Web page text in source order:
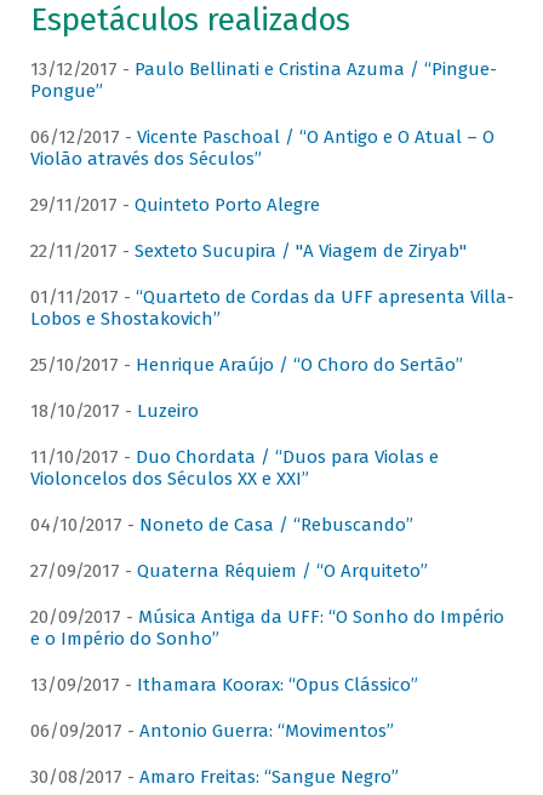
Espetáculos realizados
13/12/2017 - Paulo Bellinati e Cristina Azuma / “Pingue-
Pongue”
06/12/2017 - Vicente Paschoal / “O Antigo e O Atual – O
Violão através dos Séculos”
29/11/2017 - Quinteto Porto Alegre
22/11/2017 - Sexteto Sucupira / "A Viagem de Ziryab"
01/11/2017 - “Quarteto de Cordas da UFF apresenta Villa-
Lobos e Shostakovich”
25/10/2017 - Henrique Araújo / “O Choro do Sertão”
18/10/2017 - Luzeiro
11/10/2017 - Duo Chordata / “Duos para Violas e
Violoncelos dos Séculos XX e XXI”
04/10/2017 - Noneto de Casa / “Rebuscando”
27/09/2017 - Quaterna Réquiem / “O Arquiteto”
20/09/2017 - Música Antiga da UFF: “O Sonho do Império
e o Império do Sonho”
13/09/2017 - Ithamara Koorax: “Opus Clássico”
06/09/2017 - Antonio Guerra: “Movimentos”
30/08/2017 - Amaro Freitas: “Sangue Negro”